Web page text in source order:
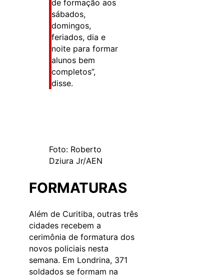
de formação aos
sábados,
domingos,
feriados, dia e
noite para formar
alunos bem
completos”,
disse.
Foto: Roberto
Dziura Jr/AEN
FORMATURAS
Além de Curitiba, outras três
cidades recebem a
cerimônia de formatura dos
novos policiais nesta
semana. Em Londrina, 371
soldados se formam na